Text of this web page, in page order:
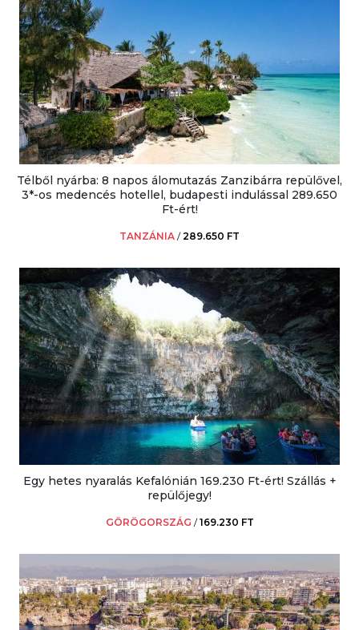
Télből nyárba: 8 napos álomutazás Zanzibárra repülővel,
3*-os medencés hotellel, budapesti indulással 289.650
Ft-ért!
TANZÁNIA /289.650 FT
Egy hetes nyaralás Kefalónián 169.230 Ft-ért! Szállás +
repülőjegy!
GÖRÖGORSZÁG /169.230 FT